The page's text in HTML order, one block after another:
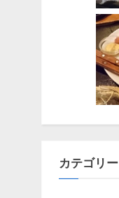
カテゴリー